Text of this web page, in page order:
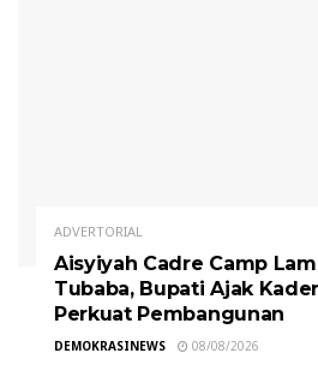
ADVERTORIAL
Aisyiyah Cadre Camp
Tubaba, Bupati Ajak
Perkuat Pembangunan
DEMOKRASINEWS 08/08/2026